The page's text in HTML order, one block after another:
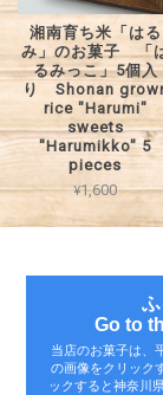
湘南育ち米「はる
み」のお菓子 「
るみっこ」5個入
り Shonan
rice "Harumi"
sweets
"Harumikko" 5
pieces
¥1,600
Go to
当店のお菓子は、
の画像をクリック
ックすると神奈川